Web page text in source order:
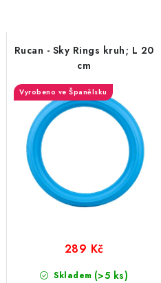
Rucan - Sky Rings kruh; L 20
cm
Vyrobeno ve Španělsku
Skladem (>5 ks)
289 Kč